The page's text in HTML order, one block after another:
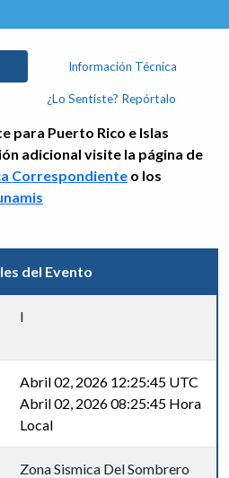
Información Técnica
¿Lo Sentiste? Repórtalo
para Puerto Rico e Islas
adicional visite la página de
Correspondiente o los
del Evento
I
Abril 02, 2026 12:25:45 UTC
Abril 02, 2026 08:25:45 Hora
Local
Zona Sismica Del Sombrero